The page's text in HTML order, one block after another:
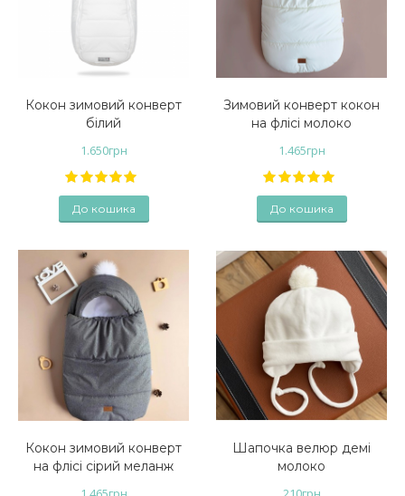
Кокон зимовий конверт
білий
1.650грн
До кошика
Зимовий конверт кокон
на флісі молоко
1.465грн
До кошика
Кокон зимовий конверт
на флісі сірий меланж
Шапочка велюр демі
молоко